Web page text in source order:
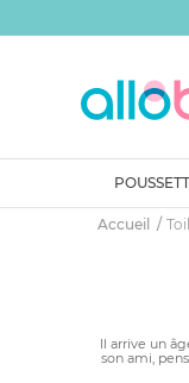
Accueil
Il arrive un
son ami,